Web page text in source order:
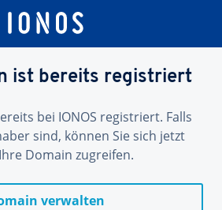
ist bereits registriert
bei IONOS registriert. Falls
sind, können Sie sich jetzt
Domain zugreifen.
verwalten